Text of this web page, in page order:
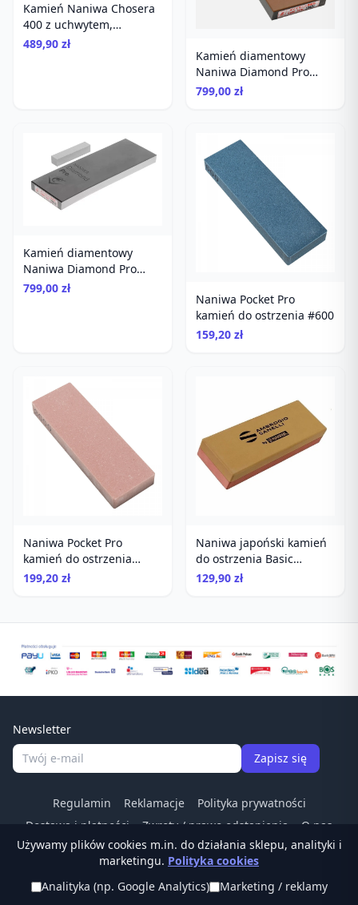
Kamień Naniwa Chosera
400 z uchwytem,
kieszonkowy, do noży
489,90 zł
Kamień diamentowy
Naniwa Diamond Pro
Stone #400
799,00 zł
Kamień diamentowy
Naniwa Diamond Pro
Stone #600
799,00 zł
Naniwa Pocket Pro
kamień do ostrzenia #600
159,20 zł
Naniwa Pocket Pro
kamień do ostrzenia
#3000
199,20 zł
Naniwa japoński kamień
do ostrzenia Basic
Combination Stone
129,90 zł
Newsletter
Zapisz się
Regulamin Reklamacje
Polityka prywatności
Dostawa i płatności
Zwroty / prawo odstapienia
O nas
Kontakt
Odstąp od umowy
Tel: (22) 266 83 84
© Ostrzalkilansky.pl ·
sklep@ostrzalkilansky.pl
Używamy plików cookies m.in. do działania sklepu, analityki i
marketingu. Polityka cookies
Analityka (np. Google Analytics)
Marketing / reklamy